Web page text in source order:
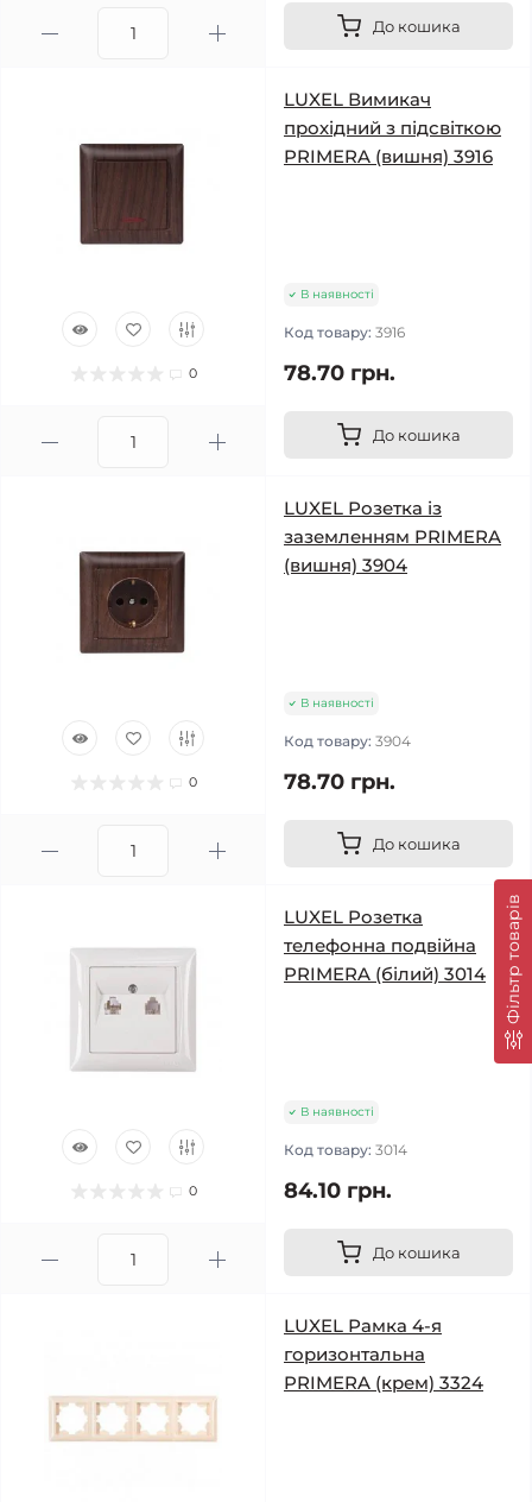
Фільтр товарів
До кошика
0
LUXEL Вимикач
прохідний з підсвіткою
PRIMERA (вишня) 3916
В наявності
Код товару: 3916
78.70 грн.
До кошика
0
LUXEL Розетка із
заземленням PRIMERA
(вишня) 3904
В наявності
Код товару: 3904
78.70 грн.
До кошика
0
LUXEL Pозетка
телефонна подвійна
PRIMERA (білий) 3014
В наявності
Код товару: 3014
84.10 грн.
До кошика
LUXEL Рамка 4-я
горизонтальна
PRIMERA (крем) 3324